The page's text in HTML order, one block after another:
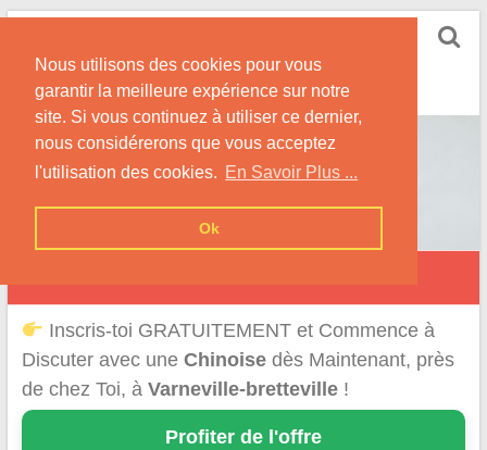
Nous utilisons des cookies pour vous
garantir la meilleure expérience sur notre
site. Si vous continuez à utiliser ce dernier,
nous considérerons que vous acceptez
l'utilisation des cookies. En Savoir Plus ...
Ok
Skip
content
Nos Conseils pour Rencontrer Une Femme
Originaire de Chine !
Inscris-toi GRATUITEMENT et Commence à
Discuter avec une Chinoisedès Maintenant, près
de chez Toi, à Varneville-bretteville!
Profiter de l'offre